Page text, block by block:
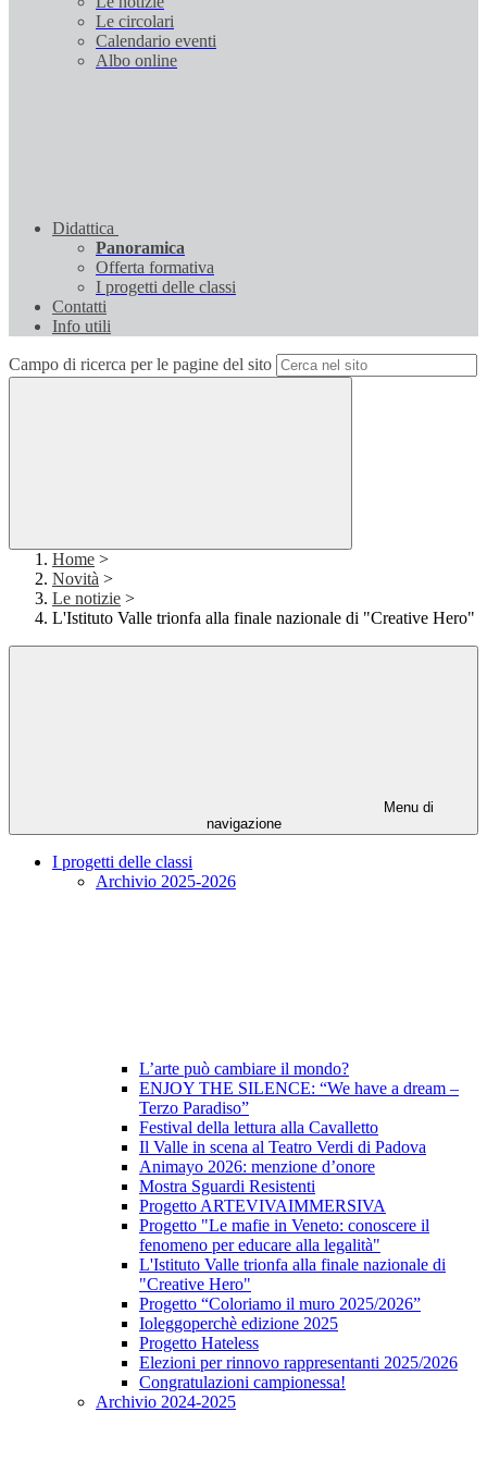
Le circolari
Calendario eventi
Albo online
Didattica
Panoramica
Offerta formativa
I progetti delle classi
Contatti
Info utili
Campo di ricerca per le pagine del sito
Home >
Novità >
Le notizie >
L'Istituto Valle trionfa alla finale nazionale di "Creative Hero"
Menu di
navigazione
I progetti delle classi
Archivio 2025-2026
L’arte può cambiare il mondo?
ENJOY THE SILENCE: “We have a dream –
Terzo Paradiso”
Festival della lettura alla Cavalletto
Il Valle in scena al Teatro Verdi di Padova
Animayo 2026: menzione d’onore
Mostra Sguardi Resistenti
Progetto ARTEVIVAIMMERSIVA
Progetto "Le mafie in Veneto: conoscere il
fenomeno per educare alla legalità"
L'Istituto Valle trionfa alla finale nazionale di
"Creative Hero"
Progetto “Coloriamo il muro 2025/2026”
Ioleggoperchè edizione 2025
Progetto Hateless
Elezioni per rinnovo rappresentanti 2025/2026
Congratulazioni campionessa!
Archivio 2024-2025